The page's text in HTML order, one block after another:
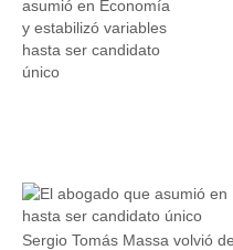
Sergio Tomás Massa volvió